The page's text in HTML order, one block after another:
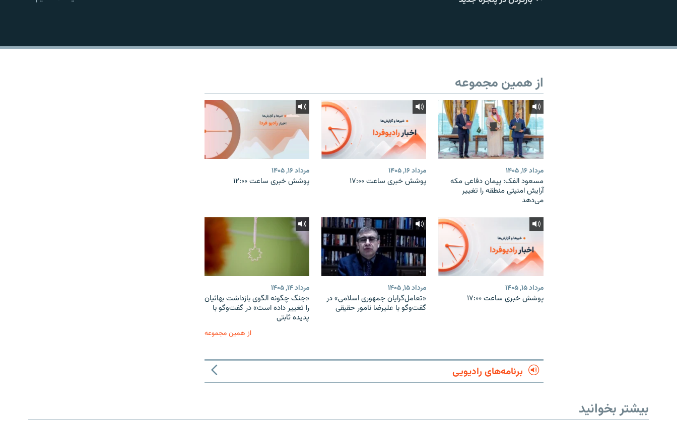
EMBED
از همین مجموعه
مرداد ۱۶, ۱۴۰۵
مسعود الفک: پیمان دفاعی مکه
آرایش امنیتی منطقه را تغییر
می‌دهد
مرداد ۱۶, ۱۴۰۵
پوشش خبری ساعت ۱۷:۰۰
مرداد ۱۶, ۱۴۰۵
پوشش خبری ساعت ۱۲:۰۰
مرداد ۱۵, ۱۴۰۵
پوشش خبری ساعت ۱۷:۰۰
مرداد ۱۵, ۱۴۰۵
«تعامل‌گرایان جمهوری اسلامی» در
گفت‌وگو با علیرضا نامور حقیقی
مرداد ۱۴, ۱۴۰۵
«جنگ چگونه الگوی بازداشت بهائیان
را تغییر داده است» در گفت‌وگو با
پدیده ثابتی
از همین مجموعه
برنامه‌های رادیویی
بیشتر بخوانید